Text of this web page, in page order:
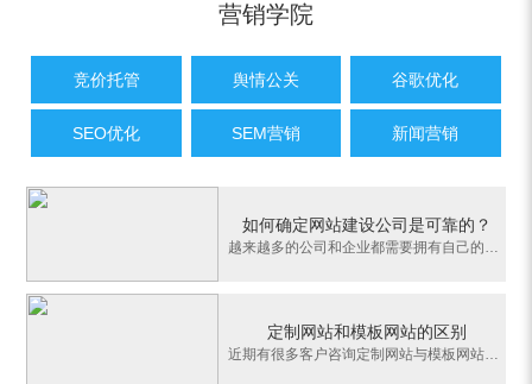
营销学院
竞价托管 舆情公关 谷歌优化
SEO优化 SEM营销 新闻营销
如何确定网站建设公司是可靠的？
越来越多的公司和企业都需要拥有自己的网站，这样不仅可以做到一定的宣传， 也能让顾客有更简单的体验。但是网站建设并不是一件容易的事情，而且非专业性的人员也无法将网站做好。很多朋友都想知道如何确定网站建设公司是可靠的？其实只要在选择的时候多注意下面的几点就可以了。推广方面：网站建立起来之后还要进行多方面的
定制网站和模板网站的区别
近期有很多客户咨询定制网站与模板网站到底有什么不同，首先定制网站是单独针对于企业的需求单独定制的网站，模板网站是套用模板库的一些现成开发好的网站，而内容变化及板块变化拓展性不高，往往会造成多个企业共用一套模板，对企业形象宣传提升大大降低。而模板网站真的一点优点没有了吗？不是的，还是有很多优点的，从以